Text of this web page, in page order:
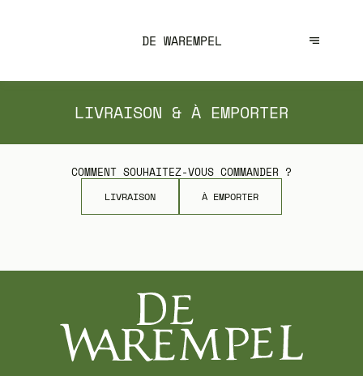
DE WAREMPEL
LIVRAISON & À EMPORTER
COMMENT SOUHAITEZ-VOUS COMMANDER ?
LIVRAISON À EMPORTER